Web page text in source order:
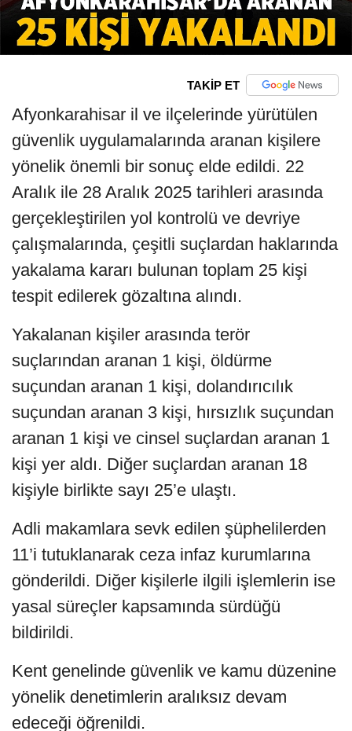
TAKİP ET
Afyonkarahisar il ve ilçelerinde yürütülen
güvenlik uygulamalarında aranan kişilere
yönelik önemli bir sonuç elde edildi. 22
Aralık ile 28 Aralık 2025 tarihleri arasında
gerçekleştirilen yol kontrolü ve devriye
çalışmalarında, çeşitli suçlardan haklarında
yakalama kararı bulunan toplam 25 kişi
tespit edilerek gözaltına alındı.
Yakalanan kişiler arasında terör
suçlarından aranan 1 kişi, öldürme
suçundan aranan 1 kişi, dolandırıcılık
suçundan aranan 3 kişi, hırsızlık suçundan
aranan 1 kişi ve cinsel suçlardan aranan 1
kişi yer aldı. Diğer suçlardan aranan 18
kişiyle birlikte sayı 25’e ulaştı.
Adli makamlara sevk edilen şüphelilerden
11’i tutuklanarak ceza infaz kurumlarına
gönderildi. Diğer kişilerle ilgili işlemlerin ise
yasal süreçler kapsamında sürdüğü
bildirildi.
Kent genelinde güvenlik ve kamu düzenine
yönelik denetimlerin aralıksız devam
edeceği öğrenildi.